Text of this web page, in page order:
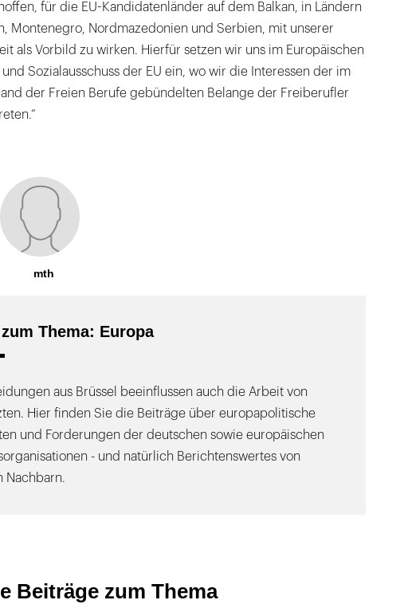
für die EU-Kandidatenländer auf dem Balkan, in Ländern
Montenegro, Nordmazedonien und Serbien, mit unserer
als Vorbild zu wirken. Hierfür setzen wir uns im Europäischen
Sozialausschuss der EU ein, wo wir die Interessen der im
der Freien Berufe gebündelten Belange der Freiberufler
mth
Thema: Europa
aus Brüssel beeinflussen auch die Arbeit von
Hier finden Sie die Beiträge über europapolitische
und Forderungen der deutschen sowie europäischen
- und natürlich Berichtenswertes von
Nachbarn.
Beiträge zum Thema